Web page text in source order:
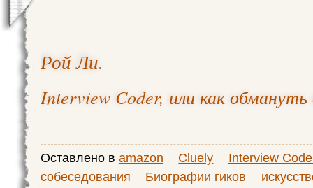
Рой Ли.
Interview Coder, или как обмануть
Оставлено в amazon Cluely
Interview
собеседования
Биографии гиков